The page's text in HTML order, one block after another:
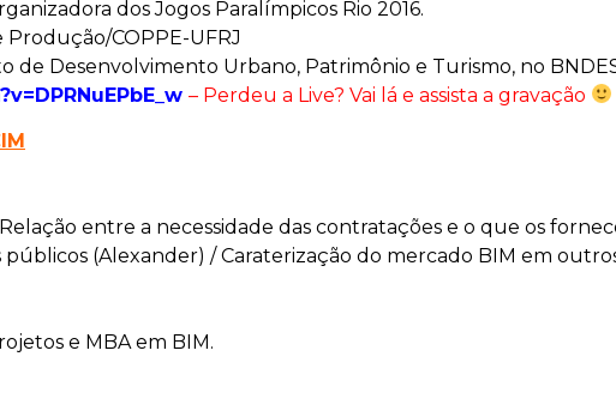
dos Jogos Paralímpicos Rio 2016.
Produção/COPPE-UFRJ
de Desenvolvimento Urbano, Patrimônio e Turismo, no
– Perdeu a Live? Vai lá e assista a gravação
entre a necessidade das contratações e o que os
públicos (Alexander) / Caraterização do mercado BIM em
e MBA em BIM.